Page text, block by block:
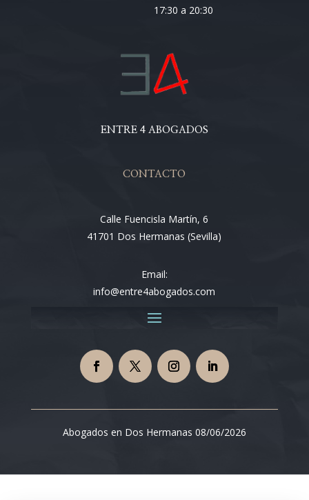
17:30 a 20:30
ENTRE 4 ABOGADOS
CONTACTO
Calle Fuencisla Martín, 6
41701 Dos Hermanas (Sevilla)
Email:
info@entre4abogados.com
Abogados en Dos Hermanas 08/06/2026